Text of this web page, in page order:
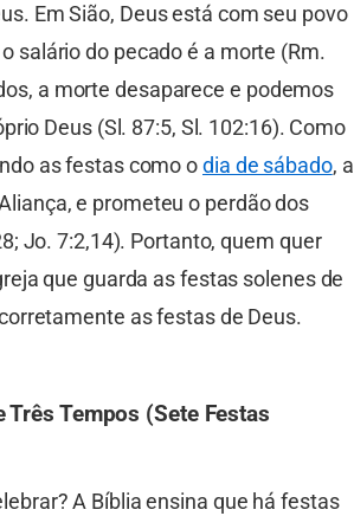
Em Sião, Deus está com seu povo
salário do pecado é a morte (Rm.
a morte desaparece e podemos
Deus (Sl. 87:5, Sl. 102:16). Como
as festas como odia de sábado, a
e prometeu o perdão dos
Jo. 7:2,14). Portanto, quem quer
que guarda as festas solenes de
as festas de Deus.
Tempos (Sete Festas
A Bíblia ensina que há festas